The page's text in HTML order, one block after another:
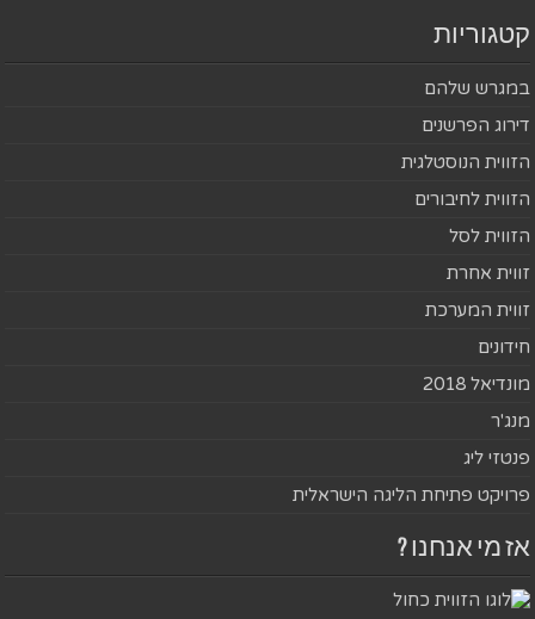
קטגוריות
במגרש שלהם
דירוג הפרשנים
הזווית הנוסטלגית
הזווית לחיבורים
הזווית לסל
זווית אחרת
זווית המערכת
חידונים
מונדיאל 2018
מנג'ר
פנטזי ליג
פרויקט פתיחת הליגה הישראלית
אז מי אנחנו ?